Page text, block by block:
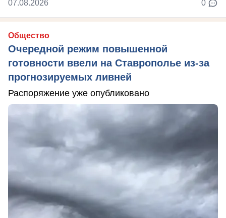
07.08.2026 0
Общество
Очередной режим повышенной
готовности ввели на Ставрополье из-за
прогнозируемых ливней
Распоряжение уже опубликовано